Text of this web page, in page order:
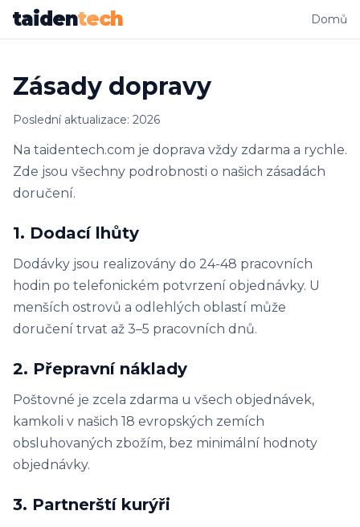
taidentech Domů
Zásady dopravy
Poslední aktualizace: 2026
Na taidentech.com je doprava vždy zdarma a rychle.
Zde jsou všechny podrobnosti o našich zásadách
doručení.
1. Dodací lhůty
Dodávky jsou realizovány do 24-48 pracovních
hodin po telefonickém potvrzení objednávky. U
menších ostrovů a odlehlých oblastí může
doručení trvat až 3–5 pracovních dnů.
2. Přepravní náklady
Poštovné je zcela zdarma u všech objednávek,
kamkoli v našich 18 evropských zemích
obsluhovaných zbožím, bez minimální hodnoty
objednávky.
3. Partnerští kurýři